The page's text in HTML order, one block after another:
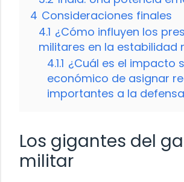
4 Consideraciones finales
4.1 ¿Cómo influyen los
militares en la estabilidad
4.1.1 ¿Cuál es el impacto
económico de asignar
importantes a la
Los gigantes del
militar